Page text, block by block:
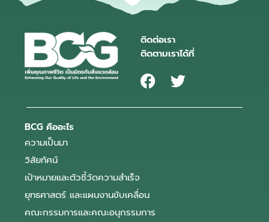
ติดต่อเรา
ติดตามเราได้ที่
BCG คืออะไร
ความเป็นมา
วิสัยทัศน์
เป้าหมายและตัวชี้วัดความสำเร็จ
ยุทธศาสตร์ และแผนงานขับเคลื่อน
คณะกรรมการและคณะอนุกรรมการ